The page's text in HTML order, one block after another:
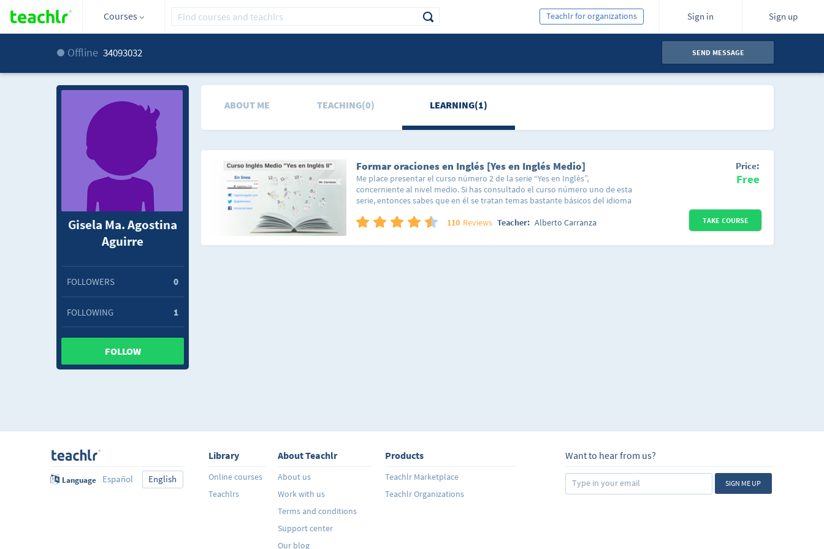
Courses Sign in Sign up
Teachlr for organizations
Offline 34093032 SEND MESSAGE
Gisela Ma. Agostina
Aguirre
FOLLOWERS 0
FOLLOWING 1
FOLLOW
ABOUT ME TEACHING(0) LEARNING(1)
Formar oraciones en Inglés [Yes en Inglés Medio]
Me place presentar el curso número 2 de la serie “Yes en Inglés”,
concerniente al nivel medio. Si has consultado el curso número uno de esta
serie, entonces sabes que en él se tratan temas bastante básicos del idioma
autor de este curso tiene conocimiento de que hay personas que empiezan
explicaciones detalladas hacia este sector de la población. En este nuevo
110 Reviews Teacher: Alberto Carranza
Price:
Free
TAKE COURSE
Language Español English
Library
Online courses
Teachlrs
About Teachlr
About us
Work with us
Terms and conditions
Support center
Our blog
Products
Teachlr Marketplace
Teachlr Organizations
Want to hear from us?
SIGN ME UP